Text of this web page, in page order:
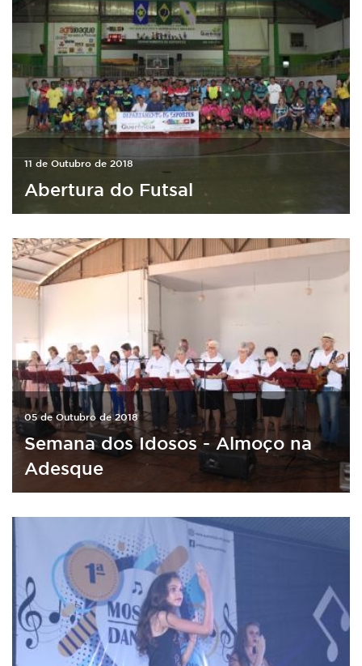
11 de Outubro de 2018
Abertura do Futsal
05 de Outubro de 2018
Semana dos Idosos - Almoço na
Adesque